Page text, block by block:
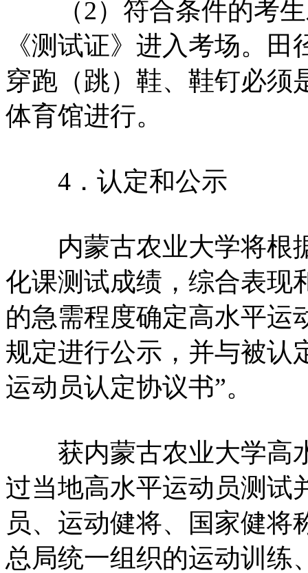
（2）符合条件的考生
《测试证》进入考场。
穿跑（跳）鞋、鞋钉必须
体育馆进行。
4．认定和公示
内蒙古农业大学将根
化课测试成绩，综合表现
的急需程度确定高水平运
规定进行公示，并与被认
运动员认定协议书”。
获内蒙古农业大学高
过当地高水平运动员测试
员、运动健将、国家健将
总局统一组织的运动训练